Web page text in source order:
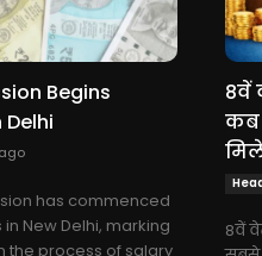
Begins
has commenced
New Delhi, marking
the process of salary
8वें
कब
8वें